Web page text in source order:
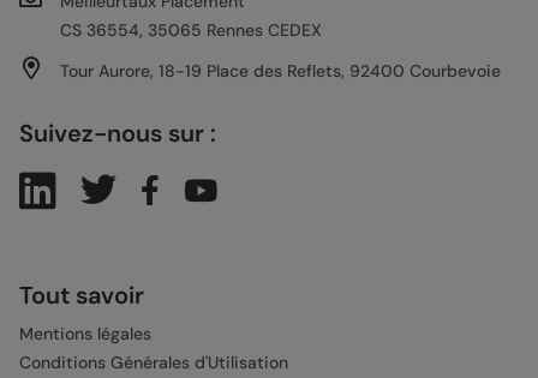
CS 36554, 35065 Rennes CEDEX
Tour Aurore, 18-19 Place des Reflets, 92400 Courbevoie
Suivez-nous sur :
Tout savoir
Mentions légales
Conditions Générales d'Utilisation